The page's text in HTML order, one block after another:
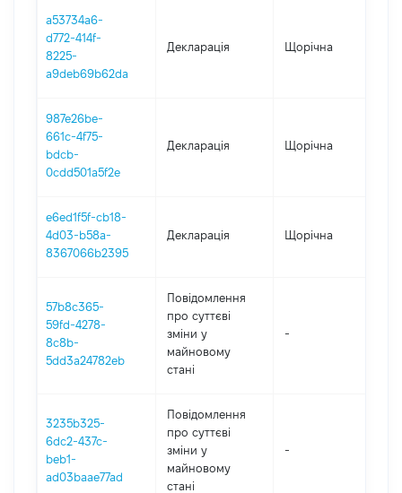
a53734a6-
d772-414f-
8225-
a9deb69b62da
Декларація Щорічна
987e26be-
661c-4f75-
bdcb-
0cdd501a5f2e
Декларація Щорічна
e6ed1f5f-cb18-
4d03-b58a-
8367066b2395
Декларація Щорічна
57b8c365-
59fd-4278-
8c8b-
5dd3a24782eb
Повідомлення
про суттєві
зміни y
майновому
стані
-
3235b325-
6dc2-437c-
beb1-
ad03baae77ad
Повідомлення
про суттєві
зміни y
майновому
стані
-